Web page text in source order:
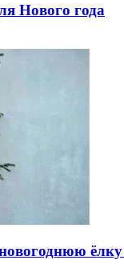
Нового года